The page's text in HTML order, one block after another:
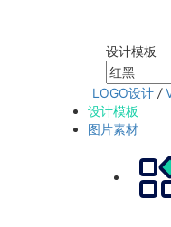
设计模板
LOGO设计 /
设计模板
图片素材